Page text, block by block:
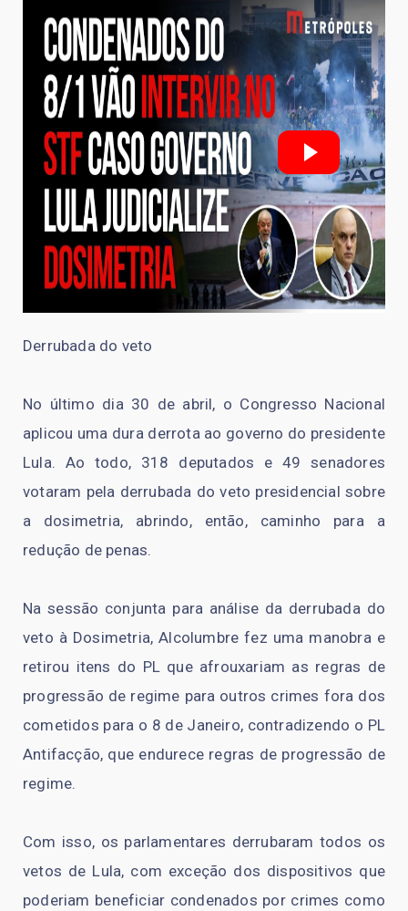
Derrubada do veto
No último dia 30 de abril, o Congresso Nacional
aplicou uma dura derrota ao governo do presidente
Lula. Ao todo, 318 deputados e 49 senadores
votaram pela derrubada do veto presidencial sobre
a dosimetria, abrindo, então, caminho para a
redução de penas.
Na sessão conjunta para análise da derrubada do
veto à Dosimetria, Alcolumbre fez uma manobra e
retirou itens do PL que afrouxariam as regras de
progressão de regime para outros crimes fora dos
cometidos para o 8 de Janeiro, contradizendo o PL
Antifacção, que endurece regras de progressão de
regime.
Com isso, os parlamentares derrubaram todos os
vetos de Lula, com exceção dos dispositivos que
poderiam beneficiar condenados por crimes como